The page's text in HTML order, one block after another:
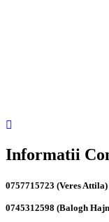
Informatii
0757715723 (Veres
0745312598 (Balogh